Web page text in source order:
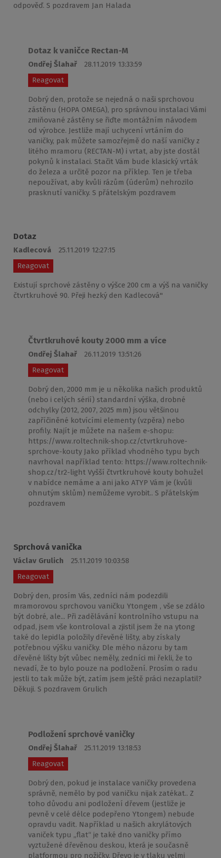
odpověď. S pozdravem Jan Halada
Dotaz k vaničce Rectan-M
Ondřej Šlahař
28.11.2019 13:33:59
Reagovat
Dobrý den, protože se nejedná o naši sprchovou
zástěnu (HOPA OMEGA), pro správnou instalaci Vámi
zmiňované zástěny se řiďte montážním návodem
od výrobce. Jestliže mají uchycení vrtáním do
vaničky, pak můžete samozřejmě do naší vaničky z
litého mramoru (RECTAN-M) i vrtat, aby jste dostál
pokynů k instalaci. Stačit Vám bude klasický vrták
do železa a určitě pozor na příklep. Ten je třeba
nepoužívat, aby kvůli rázům (úderům) nehrozilo
prasknutí vaničky. S přátelským pozdravem
Dotaz
Kadlecová
25.11.2019 12:27:15
Reagovat
Existují sprchové zástěny o výšce 200 cm a výš na vaničky
čtvrtkruhové 90. Přeji hezký den Kadlecová"
Čtvrtkruhové kouty 2000 mm a více
Ondřej Šlahař
26.11.2019 13:51:26
Reagovat
Dobrý den, 2000 mm je u několika našich produktů
(nebo i celých sérií) standardní výška, drobné
odchylky (2012, 2007, 2025 mm) jsou většinou
zapříčiněné kotvícími elementy (vzpěra) nebo
profily. Najít je můžete na našem e-shopu:
https://www.roltechnik-shop.cz/ctvrtkruhove-
sprchove-kouty Jako příklad vhodného typu bych
navrhoval například tento: https://www.roltechnik-
shop.cz/tr2-light Vyšší čtvrtkruhové kouty bohužel
v nabídce nemáme a ani jako ATYP Vám je (kvůli
ohnutým sklům) nemůžeme vyrobit.. S přátelským
pozdravem
Sprchová vanička
Václav Grulich
25.11.2019 10:03:58
Reagovat
Dobrý den, prosím Vás, zedníci nám podezdili
mramorovou sprchovou vaničku Ytongem , vše se zdálo
být dobré, ale... Při zadělávání kontrolního vstupu na
odpad, jsem vše kontroloval a zjistil jsem že na ytong
také do lepidla položily dřevěné lišty, aby získaly
potřebnou výšku vaničky. Dle mého názoru by tam
dřevěné lišty být vůbec neměly, zedníci mi řekli, že to
nevadí, že to bylo pouze na podložení. Prosím o radu
jestli to tak může být, zatím jsem ještě práci nezaplatil?
Děkuji. S pozdravem Grulich
Podložení sprchové vaničky
Ondřej Šlahař
25.11.2019 13:18:53
Reagovat
Dobrý den, pokud je instalace vaničky provedena
správně, nemělo by pod vaničku nijak zatékat.. Z
toho důvodu ani podložení dřevem (jestliže je
pevně v celé délce podepřeno Ytongem) nebude
opravdu vadit. Například u našich akrylátových
vaniček typu „flat“ je také dno vaničky přímo
vyztužené dřevěnou deskou, která je současně
platformou pro nožičky. Dřevo je v tlaku velmi